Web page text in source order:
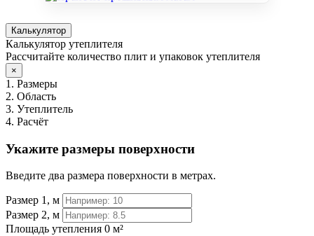
Калькулятор
Калькулятор утеплителя
Рассчитайте количество плит и упаковок утеплителя
×
1. Размеры
2. Область
3. Утеплитель
4. Расчёт
Укажите размеры поверхности
Введите два размера поверхности в метрах.
Размер 1, м
Размер 2, м
Площадь утепления 0 м²